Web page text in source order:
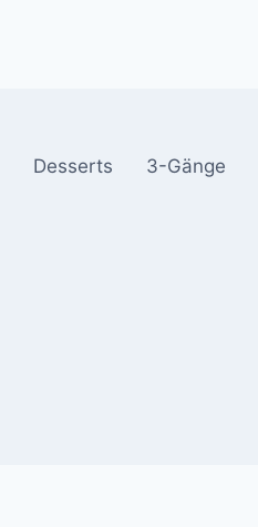
Desserts 3-Gänge